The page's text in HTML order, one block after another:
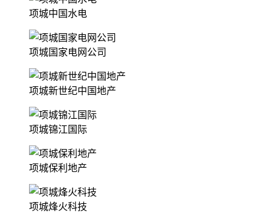
项城中国水电
项城国家电网公司
项城新世纪中国地产
项城锦江国际
项城保利地产
项城烽火科技